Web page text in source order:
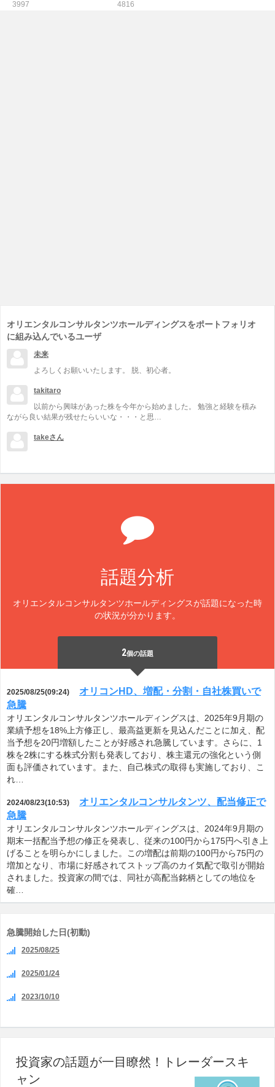
3997 4816
オリエンタルコンサルタンツホールディングスをポートフォリオ
に組み込んでいるユーザ
未来
よろしくお願いいたします。 脱、初心者。
takitaro
以前から興味があった株を今年から始めました。 勉強と経験を積み
ながら良い結果が残せたらいいな・・・と思…
takeさん
話題分析
オリエンタルコンサルタンツホールディングスが話題になった時
の状況が分かります。
2個の話題
2025/08/25(09:24)
オリコンHD、増配・分割・自社株買いで
急騰
オリエンタルコンサルタンツホールディングスは、2025年9月期の
業績予想を18%上方修正し、最高益更新を見込んだことに加え、配
当予想を20円増額したことが好感され急騰しています。さらに、1
株を2株にする株式分割も発表しており、株主還元の強化という側
面も評価されています。また、自己株式の取得も実施しており、こ
れ…
2024/08/23(10:53)
オリエンタルコンサルタンツ、配当修正で
急騰
オリエンタルコンサルタンツホールディングスは、2024年9月期の
期末一括配当予想の修正を発表し、従来の100円から175円へ引き上
げることを明らかにしました。この増配は前期の100円から75円の
増加となり、市場に好感されてストップ高のカイ気配で取引が開始
されました。投資家の間では、同社が高配当銘柄としての地位を
確…
急騰開始した日(初動)
2025/08/25
2025/01/24
2023/10/10
投資家の話題が一目瞭然！トレーダースキ
ャン